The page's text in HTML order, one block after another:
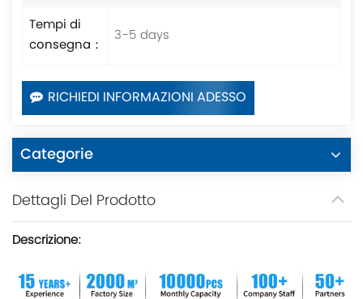
Tempi di
consegna：
3-5 days
RICHIEDI INFORMAZIONI ADESSO
Categorie
Dettagli Del Prodotto
Descrizione: